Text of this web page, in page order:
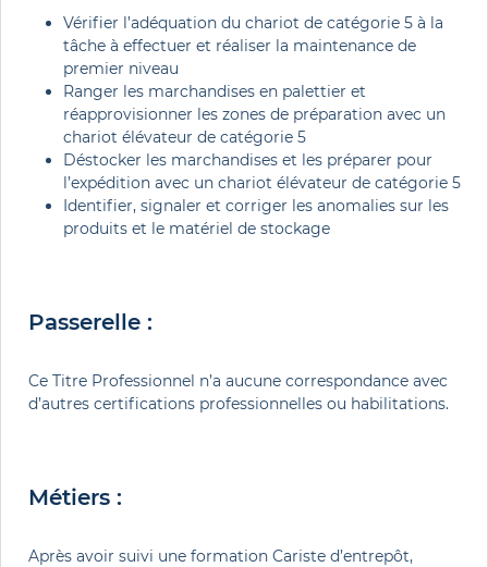
Vérifier l’adéquation du chariot de catégorie 5 à la
tâche à effectuer et réaliser la maintenance de
premier niveau
Ranger les marchandises en palettier et
réapprovisionner les zones de préparation avec un
chariot élévateur de catégorie 5
Déstocker les marchandises et les préparer pour
l’expédition avec un chariot élévateur de catégorie 5
Identifier, signaler et corriger les anomalies sur les
produits et le matériel de stockage
Passerelle :
Ce Titre Professionnel n’a aucune correspondance avec
d’autres certifications professionnelles ou habilitations.
Métiers :
Après avoir suivi une formation Cariste d’entrepôt,